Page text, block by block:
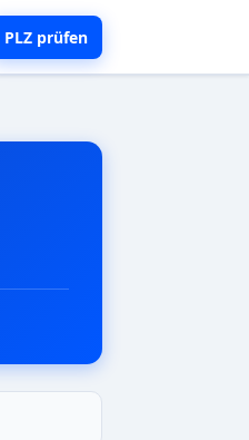
PLZ prüfen